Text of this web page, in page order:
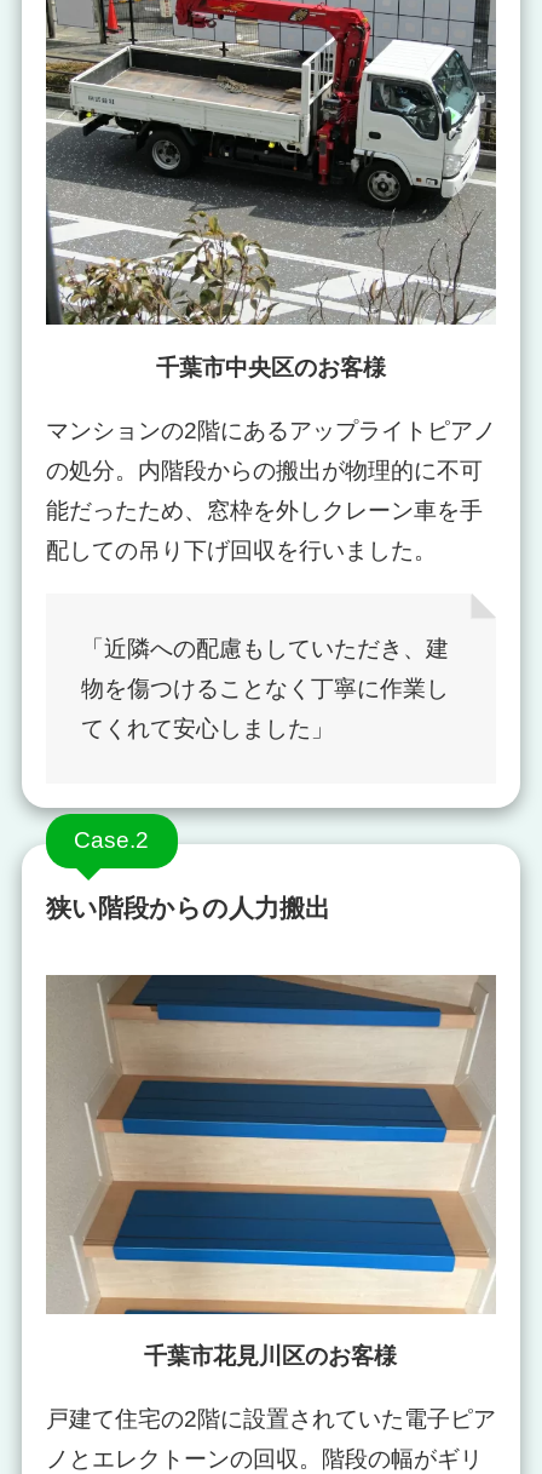
千葉市中央区のお客様
マンションの2階にあるアップライトピアノ
の処分。内階段からの搬出が物理的に不可
能だったため、窓枠を外しクレーン車を手
配しての吊り下げ回収を行いました。
「近隣への配慮もしていただき、建
物を傷つけることなく丁寧に作業し
てくれて安心しました」
Case.2
狭い階段からの人力搬出
千葉市花見川区のお客様
戸建て住宅の2階に設置されていた電子ピア
ノとエレクトーンの回収。階段の幅がギリ